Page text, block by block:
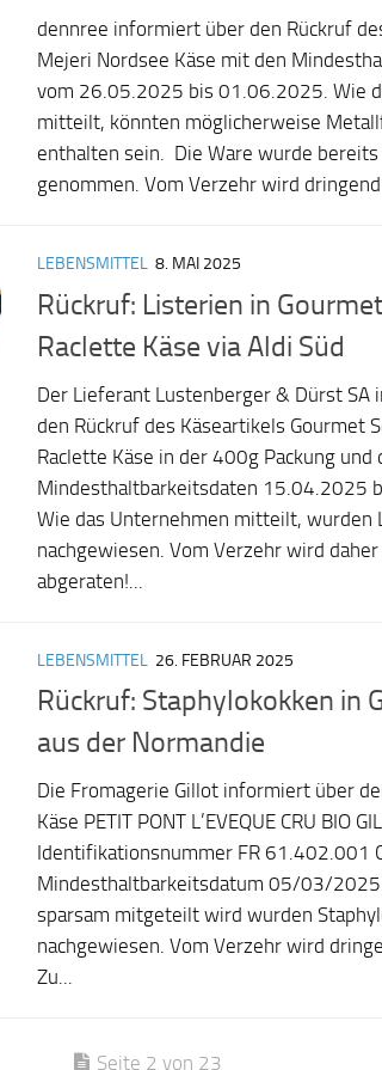
dennree informiert über den Rückruf
Mejeri Nordsee Käse mit den
vom 26.05.2025 bis 01.06.2025. Wie
mitteilt, könnten möglicherweise
enthalten sein. Die Ware wurde bereits
genommen. Vom Verzehr wird
LEBENSMITTEL 8. MAI 2025
Rückruf: Listerien in
Raclette Käse via Aldi Süd
Der Lieferant Lustenberger & Dürst SA
den Rückruf des Käseartikels Gourmet
Raclette Käse in der 400g Packung und
Mindesthaltbarkeitsdaten 15.04.2025
Wie das Unternehmen mitteilt, wurden
nachgewiesen. Vom Verzehr wird
abgeraten!...
LEBENSMITTEL 26. FEBRUAR 2025
Rückruf: Staphylokokken in
aus der Normandie
Die Fromagerie Gillot informiert über
Käse PETIT PONT L’EVEQUE CRU BIO
Identifikationsnummer FR 61.402.001
Mindesthaltbarkeitsdatum 05/03/
sparsam mitgeteilt wird wurden
nachgewiesen. Vom Verzehr wird
Zu...
Seite 2 von 23